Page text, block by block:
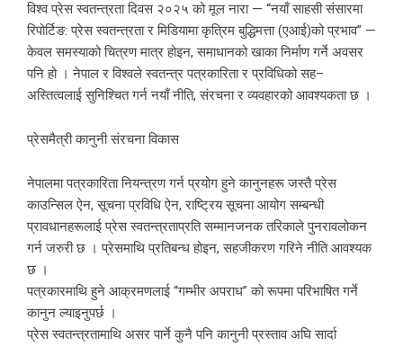
विश्व प्रेस स्वतन्त्रता दिवस २०२५ को मूल नारा — “नयाँ साहसी संसारमा
रिपोर्टिङ: प्रेस स्वतन्त्रता र मिडियामा कृत्रिम बुद्धिमत्ता (एआई)को प्रभाव” —
केवल समस्याको चित्रण मात्र होइन, समाधानको खाका निर्माण गर्ने अवसर
पनि हो । नेपाल र विश्वले स्वतन्त्र पत्रकारिता र प्रविधिको सह–
अस्तित्वलाई सुनिश्चित गर्न नयाँ नीति, संरचना र व्यवहारको आवश्यकता छ ।
प्रेसमैत्री कानुनी संरचना विकास
नेपालमा पत्रकारिता नियन्त्रण गर्न प्रयोग हुने कानुनहरू जस्तै प्रेस
काउन्सिल ऐन, सूचना प्रविधि ऐन, राष्ट्रिय सूचना आयोग सम्बन्धी
प्रावधानहरूलाई प्रेस स्वतन्त्रताप्रति सम्मानजनक तरिकाले पुनरावलोकन
गर्न जरुरी छ । प्रेसमाथि प्रतिबन्ध होइन, सहजीकरण गरिने नीति आवश्यक
छ ।
पत्रकारमाथि हुने आक्रमणलाई “गम्भीर अपराध” को रूपमा परिभाषित गर्ने
कानुन ल्याइनुपर्छ ।
प्रेस स्वतन्त्रतामाथि असर पार्ने कुनै पनि कानुनी प्रस्ताव अघि सार्दा